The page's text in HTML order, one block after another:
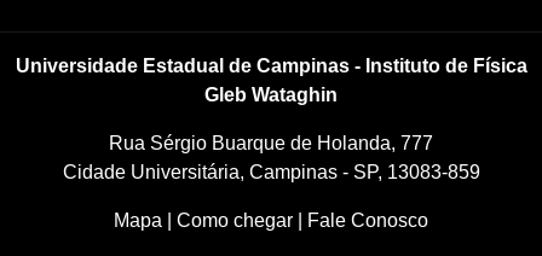
Universidade Estadual de Campinas - Instituto de Física
Gleb Wataghin
Rua Sérgio Buarque de Holanda, 777
Cidade Universitária, Campinas - SP, 13083-859
Mapa Como chegar Fale Conosco